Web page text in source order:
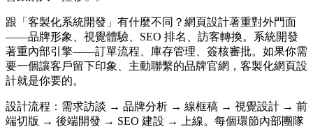
跟「客製化系統開發」有什麼不同？網頁設計著重對外門面
——品牌形象、視覺體驗、SEO 排名、訪客轉換。系統開發
著重內部引擎——訂單流程、庫存管理、簽核審批。如果你需
要一個讓客戶留下印象、主動聯繫的品牌官網，客製化網頁設
計就是你要的。
設計流程：需求訪談 → 品牌分析 → 線框稿 → 視覺設計 → 前
端切版 → 後端開發 → SEO 建設 → 上線。每個環節內部團隊